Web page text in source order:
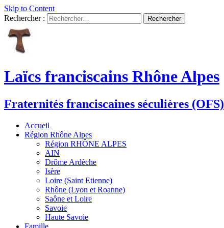
Skip to Content
Rechercher :
Laïcs franciscains Rhône Alpes
Fraternités franciscaines séculières (OFS)
Accueil
Région Rhône Alpes
Région RHÔNE ALPES
AIN
Drôme Ardèche
Isère
Loire (Saint Etienne)
Rhône (Lyon et Roanne)
Saône et Loire
Savoie
Haute Savoie
Famille